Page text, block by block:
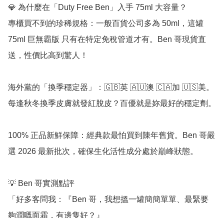
💎 為什麼在「Duty Free Ben」入手 75ml 大容量？
專櫃買不到的珍稀規格：一般百貨公司多為 50ml，這罐
75ml 巨無霸版 只有在特定免稅管道才有。Ben 哥現貨直
送，性價比高到驚人！
海外黨的「換季穩定器」：🇬🇧英 🇦🇺澳 🇨🇦加 🇺🇸美。
每逢秋冬換季皮膚就發紅脫皮？百優就是妳最好的穩定劑。
100% 正品新鮮保障：經典款最怕買到陳年舊貨。Ben 哥嚴
選 2026 最新批次，確保生化活性成分處於巔峰狀態。
💡 Ben 哥實測點評
「好多客問我：『Ben 哥，我想搵一罐簡簡單單、最緊要
夠潤嘅面霜，有邊隻好？』